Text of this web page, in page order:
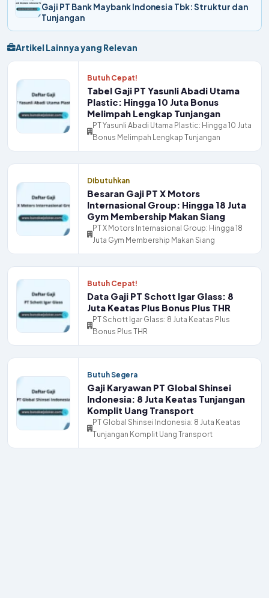
Gaji PT Bank Maybank Indonesia Tbk: Struktur dan
Tunjangan
Artikel Lainnya yang Relevan
Butuh Cepat!
Tabel Gaji PT Yasunli Abadi Utama
Plastic: Hingga 10 Juta Bonus
Melimpah Lengkap Tunjangan
PT Yasunli Abadi Utama Plastic: Hingga 10 Juta
Bonus Melimpah Lengkap Tunjangan
Dibutuhkan
Besaran Gaji PT X Motors
Internasional Group: Hingga 18 Juta
Gym Membership Makan Siang
PT X Motors Internasional Group: Hingga 18
Juta Gym Membership Makan Siang
Butuh Cepat!
Data Gaji PT Schott Igar Glass: 8
Juta Keatas Plus Bonus Plus THR
PT Schott Igar Glass: 8 Juta Keatas Plus
Bonus Plus THR
Butuh Segera
Gaji Karyawan PT Global Shinsei
Indonesia: 8 Juta Keatas Tunjangan
Komplit Uang Transport
PT Global Shinsei Indonesia: 8 Juta Keatas
Tunjangan Komplit Uang Transport